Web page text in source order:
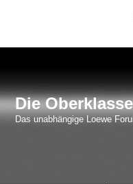
Die Oberklasse
Das unabhängige Loewe